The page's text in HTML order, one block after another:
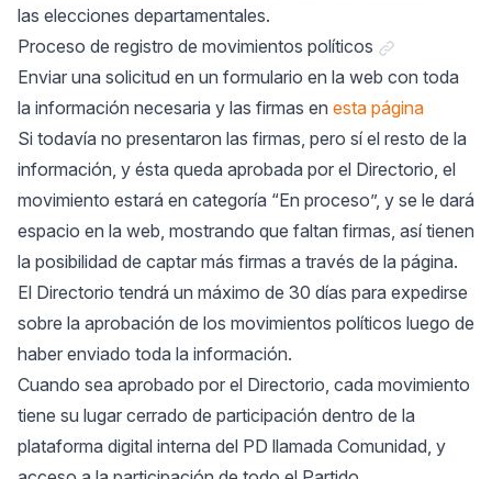
las elecciones departamentales.
Proceso de registro de movimientos políticos Link a
Enviar una solicitud en un formulario en la web con toda
la información necesaria y las firmas en esta página
Si todavía no presentaron las firmas, pero sí el resto de la
información, y ésta queda aprobada por el Directorio, el
movimiento estará en categoría “En proceso”, y se le dará
espacio en la web, mostrando que faltan firmas, así tienen
la posibilidad de captar más firmas a través de la página.
El Directorio tendrá un máximo de 30 días para expedirse
sobre la aprobación de los movimientos políticos luego de
haber enviado toda la información.
Cuando sea aprobado por el Directorio, cada movimiento
tiene su lugar cerrado de participación dentro de la
plataforma digital interna del PD llamada Comunidad, y